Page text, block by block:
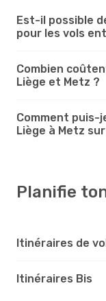
Est-il possible
pour les vols
Combien
Liège et Metz ?
Comment puis-
Liège à Metz
Planifie
Itinéraires de
Itinéraires Bis